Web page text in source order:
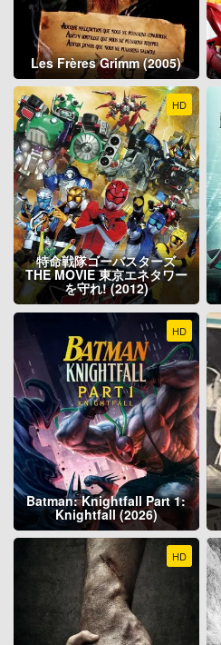
Les Frères Grimm (2005)
HD
特命戦隊ゴーバスターズ
THE MOVIE 東京エネタワー
を守れ! (2012)
HD
Batman: Knightfall Part 1:
Knightfall (2026)
HD